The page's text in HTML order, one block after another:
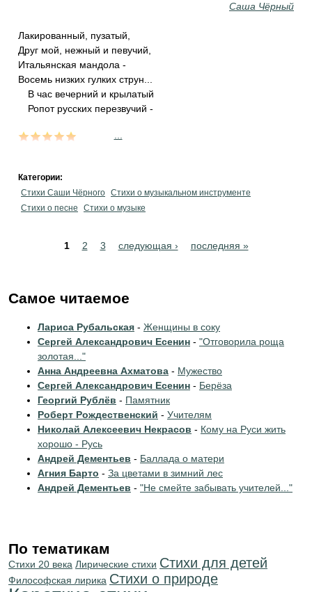
Саша Чёрный
Лакированный, пузатый,
Друг мой, нежный и певучий,
Итальянская мандола -
Восемь низких гулких струн...
В час вечерний и крылатый
Ропот русских перезвучий -
Категории:
Стихи Саши Чёрного Стихи о музыкальном инструменте
Стихи о песне
Стихи о музыке
1 2 3 следующая › последняя »
Самое читаемое
Лариса Рубальская - Женщины в соку
Сергей Александрович Есенин - "Отговорила роща
золотая..."
Анна Андреевна Ахматова - Мужество
Сергей Александрович Есенин - Берёза
Георгий Рублёв - Памятник
Роберт Рождественский - Учителям
Николай Алексеевич Некрасов - Кому на Руси жить
хорошо - Русь
Андрей Дементьев - Баллада о матери
Агния Барто - За цветами в зимний лес
Андрей Дементьев - "Не смейте забывать учителей..."
По тематикам
Стихи 20 века Лирические стихи Стихи для детей
Философская лирика Стихи о природе